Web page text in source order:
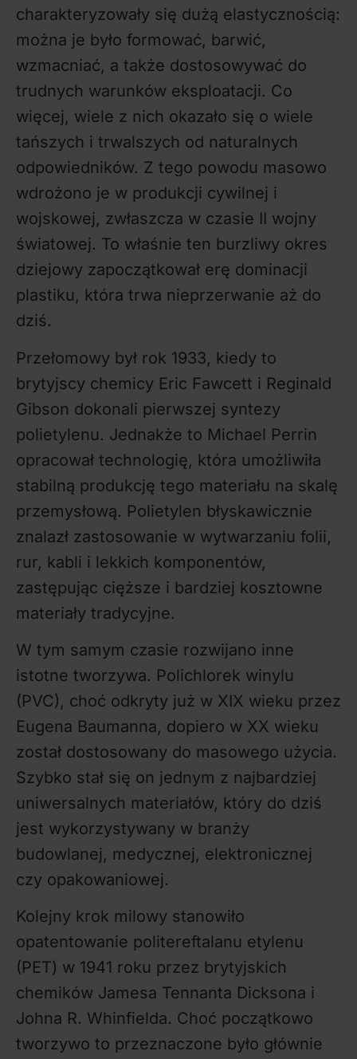
charakteryzowały się dużą elastycznością:
można je było formować, barwić,
wzmacniać, a także dostosowywać do
trudnych warunków eksploatacji. Co
więcej, wiele z nich okazało się o wiele
tańszych i trwalszych od naturalnych
odpowiedników. Z tego powodu masowo
wdrożono je w produkcji cywilnej i
wojskowej, zwłaszcza w czasie II wojny
światowej. To właśnie ten burzliwy okres
dziejowy zapoczątkował erę dominacji
plastiku, która trwa nieprzerwanie aż do
dziś.
Przełomowy był rok 1933, kiedy to
brytyjscy chemicy Eric Fawcett i Reginald
Gibson dokonali pierwszej syntezy
polietylenu. Jednakże to Michael Perrin
opracował technologię, która umożliwiła
stabilną produkcję tego materiału na skalę
przemysłową. Polietylen błyskawicznie
znalazł zastosowanie w wytwarzaniu folii,
rur, kabli i lekkich komponentów,
zastępując cięższe i bardziej kosztowne
materiały tradycyjne.
W tym samym czasie rozwijano inne
istotne tworzywa. Polichlorek winylu
(PVC), choć odkryty już w XIX wieku przez
Eugena Baumanna, dopiero w XX wieku
został dostosowany do masowego użycia.
Szybko stał się on jednym z najbardziej
uniwersalnych materiałów, który do dziś
jest wykorzystywany w branży
budowlanej, medycznej, elektronicznej
czy opakowaniowej.
Kolejny krok milowy stanowiło
opatentowanie politereftalanu etylenu
(PET) w 1941 roku przez brytyjskich
chemików Jamesa Tennanta Dicksona i
Johna R. Whinfielda. Choć początkowo
tworzywo to przeznaczone było głównie